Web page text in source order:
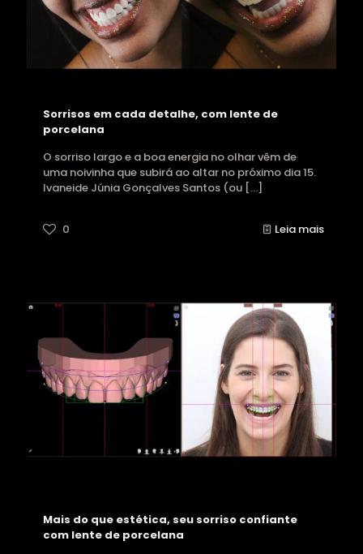
Sorrisos em cada detalhe, com lente de
porcelana
O sorriso largo e a boa energia no olhar vêm de
uma noivinha que subirá ao altar no próximo dia 15.
Ivaneide Júnia Gonçalves Santos (ou […]
0 Leia mais
Mais do que estética, seu sorriso confiante
com lente de porcelana